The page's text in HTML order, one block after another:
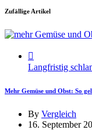
Zufällige Artikel
Langfristig
Mehr Gemüse und Obst: So
By Vergleich
16. September